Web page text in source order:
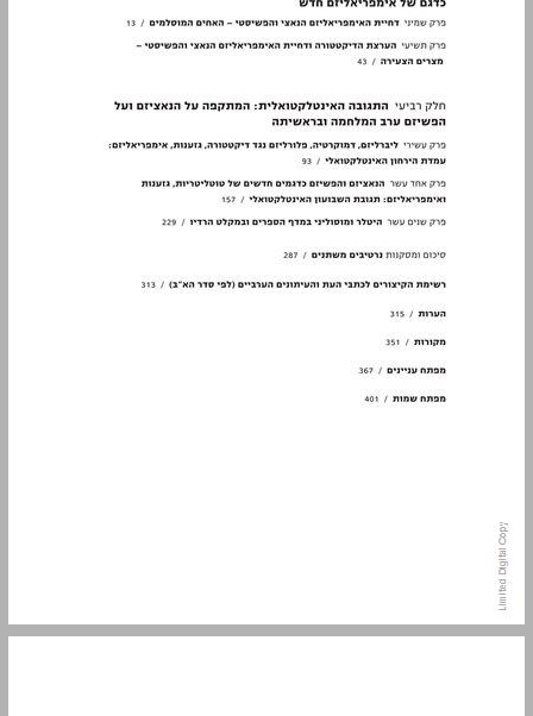
חלק שלישי תגובת האפנדיה הרדיקלית: הנאציזם והפשיזם כדגם של אימפריאליזם חדש ... 7